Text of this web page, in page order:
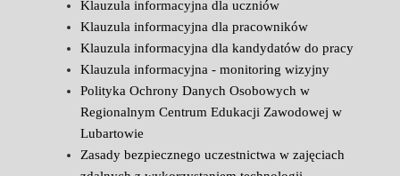
Klauzula informacyjna dla uczniów
Klauzula informacyjna dla pracowników
Klauzula informacyjna dla kandydatów do pracy
Klauzula informacyjna - monitoring wizyjny
Polityka Ochrony Danych Osobowych w
Regionalnym Centrum Edukacji Zawodowej w
Lubartowie
Zasady bezpiecznego uczestnictwa w zajęciach